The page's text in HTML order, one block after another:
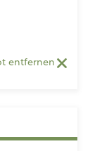
entfernen